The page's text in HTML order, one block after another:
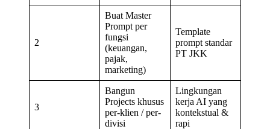
2
Buat Master
Prompt per
fungsi
(keuangan,
pajak,
marketing)
Template
prompt standar
PT JKK
3
Bangun
Projects khusus
per-klien / per-
divisi
Lingkungan
kerja AI yang
kontekstual &
rapi